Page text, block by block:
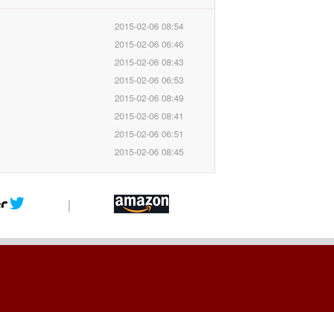
2015-02-06 08:54
2015-02-06 06:46
2015-02-06 08:43
2015-02-06 06:53
2015-02-06 08:49
2015-02-06 08:41
2015-02-06 06:51
2015-02-06 08:45
|